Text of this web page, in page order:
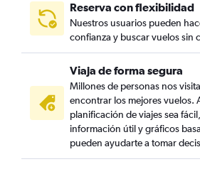
Reserva con flexibilidad
Nuestros usuarios pueden
confianza y buscar vuelos sin
Viaja de forma segura
Millones de personas nos
encontrar los mejores vuelos.
planificación de viajes sea
información útil y gráficos
pueden ayudarte a tomar